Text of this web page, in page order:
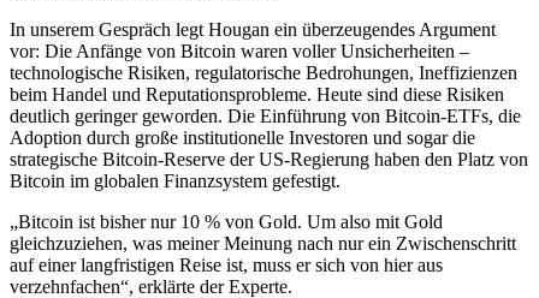
In unserem Gespräch legt Hougan ein überzeugendes Argument
vor: Die Anfänge von Bitcoin waren voller Unsicherheiten –
technologische Risiken, regulatorische Bedrohungen, Ineffizienzen
beim Handel und Reputationsprobleme. Heute sind diese Risiken
deutlich geringer geworden. Die Einführung von Bitcoin-ETFs, die
Adoption durch große institutionelle Investoren und sogar die
strategische Bitcoin-Reserve der US-Regierung haben den Platz von
Bitcoin im globalen Finanzsystem gefestigt.
„Bitcoin ist bisher nur 10 % von Gold. Um also mit Gold
gleichzuziehen, was meiner Meinung nach nur ein Zwischenschritt
auf einer langfristigen Reise ist, muss er sich von hier aus
verzehnfachen“, erklärte der Experte.